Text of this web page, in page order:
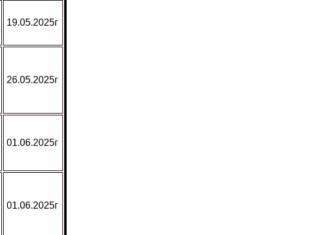
19.05.2025г
26.05.2025г
01.06.2025г
01.06.2025г